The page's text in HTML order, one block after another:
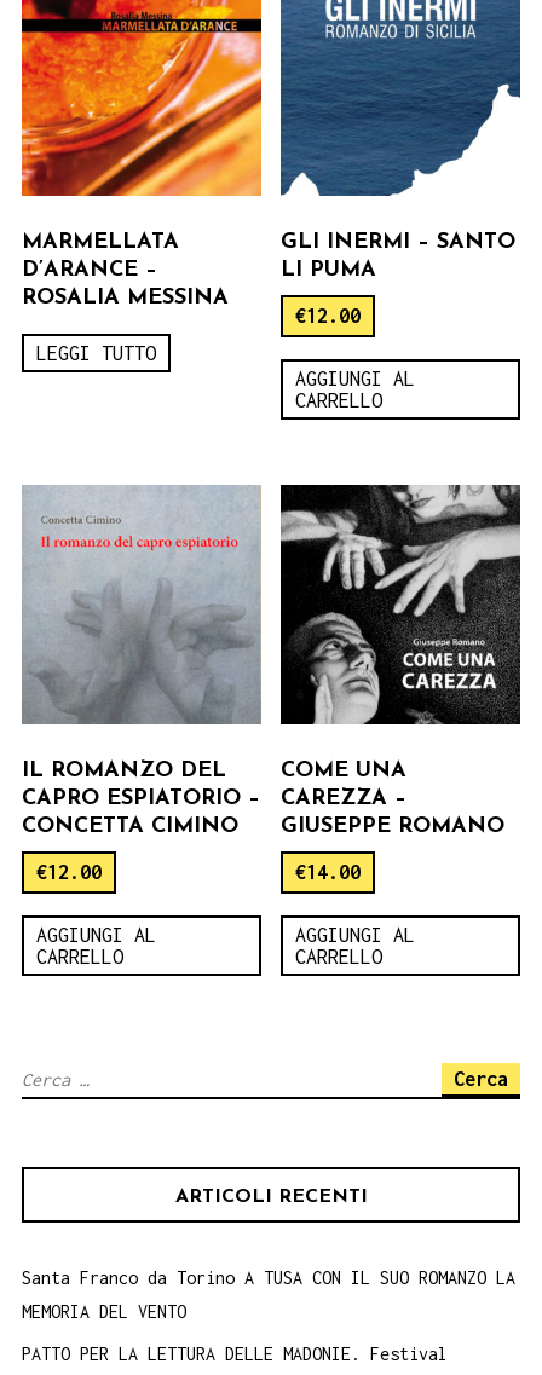
MARMELLATA
D’ARANCE –
ROSALIA MESSINA
LEGGI TUTTO
GLI INERMI – SANTO
LI PUMA
€12.00
AGGIUNGI AL
CARRELLO
IL ROMANZO DEL
CAPRO ESPIATORIO –
CONCETTA CIMINO
€12.00
AGGIUNGI AL
CARRELLO
COME UNA
CAREZZA –
GIUSEPPE ROMANO
€14.00
AGGIUNGI AL
CARRELLO
Ricerca
ARTICOLI RECENTI
Santa Franco da Torino A TUSA CON IL SUO ROMANZO LA
MEMORIA DEL VENTO
PATTO PER LA LETTURA DELLE MADONIE. Festival